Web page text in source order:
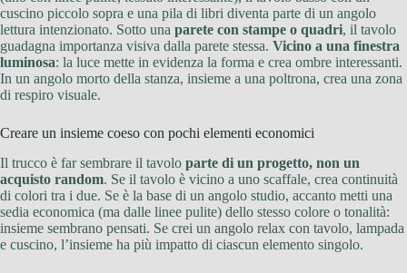
cuscino piccolo sopra e una pila di libri diventa parte di un angolo
lettura intenzionato. Sotto una parete con stampe o quadri, il tavolo
guadagna importanza visiva dalla parete stessa. Vicino a una finestra
luminosa: la luce mette in evidenza la forma e crea ombre interessanti.
In un angolo morto della stanza, insieme a una poltrona, crea una zona
di respiro visuale.
Creare un insieme coeso con pochi elementi economici
Il trucco è far sembrare il tavolo parte di un progetto, non un
acquisto random. Se il tavolo è vicino a uno scaffale, crea continuità
di colori tra i due. Se è la base di un angolo studio, accanto metti una
sedia economica (ma dalle linee pulite) dello stesso colore o tonalità:
insieme sembrano pensati. Se crei un angolo relax con tavolo, lampada
e cuscino, l’insieme ha più impatto di ciascun elemento singolo.